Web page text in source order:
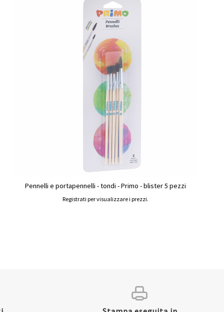
Pennelli e portapennelli - tondi - Primo - blister 5 pezzi
Registrati per visualizzare i prezzi.